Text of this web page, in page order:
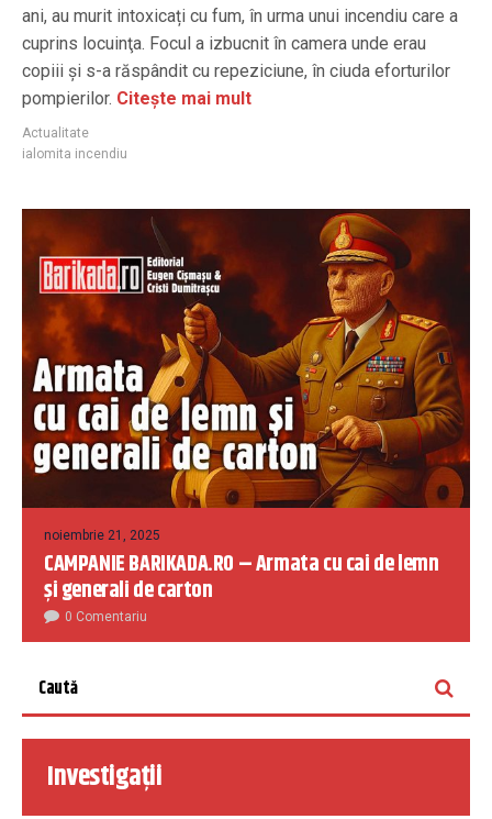
ani, au murit intoxicați cu fum, în urma unui incendiu care a
cuprins locuinţa. Focul a izbucnit în camera unde erau
copiii şi s-a răspândit cu repeziciune, în ciuda eforturilor
pompierilor. Citește mai mult
Actualitate
ialomita incendiu
noiembrie 21, 2025
CAMPANIE BARIKADA.RO – Armata cu cai de lemn
și generali de carton
0 Comentariu
Investigații